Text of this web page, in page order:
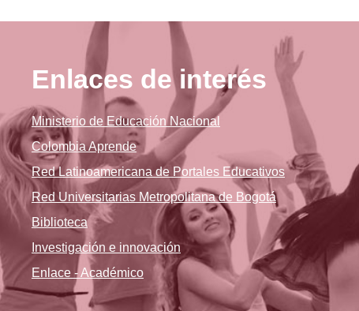
Enlaces de interés
Ministerio de Educación Nacional
Colombia Aprende
Red Latinoamericana de Portales Educativos
Red Universitarias Metropolitana de Bogotá
Biblioteca
Investigación e innovación
Enlace - Académico